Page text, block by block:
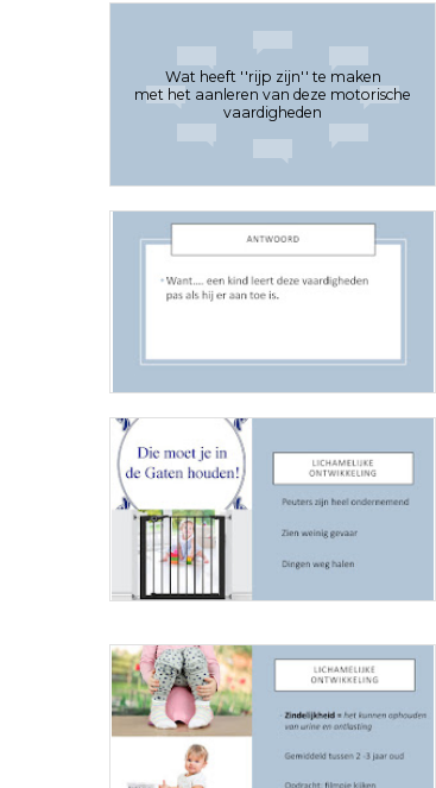
Wat heeft ''rijp zijn'' te maken
met het aanleren van deze motorische
vaardigheden